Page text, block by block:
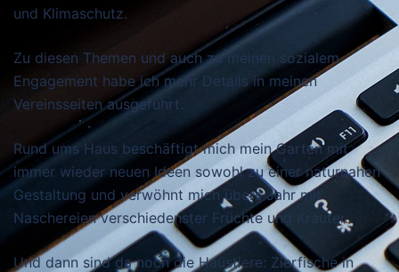
und Klimaschutz.
Zu diesen Themen und auch zu meinen sozialem
Engagement habe ich mehr Details in meinen
Vereinsseiten ausgeführt.
Rund ums Haus beschäftigt mich mein Garten mit
immer wieder neuen Ideen sowohl zu einer naturnahen
Gestaltung und verwöhnt mich übers Jahr mit
Naschereien verschiedenster Früchte und Kräuter.
Und dann sind da noch die Haustiere: Zierfische in